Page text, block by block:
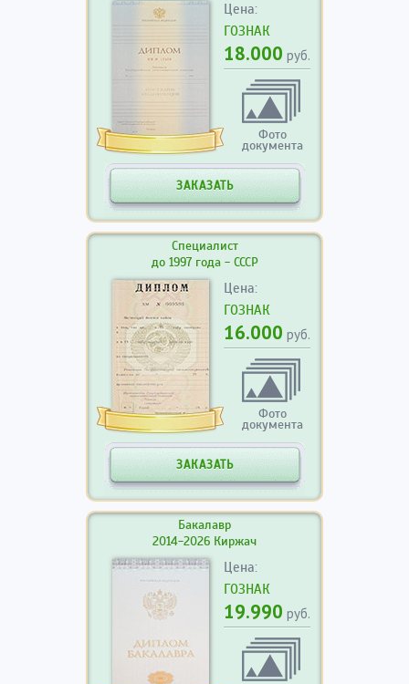
Цена:
ГОЗНАК
18.000 руб.
Фото
документа
ЗАКАЗАТЬ
Специалист
до 1997 года - СССР
Цена:
ГОЗНАК
16.000 руб.
Фото
документа
ЗАКАЗАТЬ
Бакалавр
2014-2026 Киржач
Цена:
ГОЗНАК
19.990 руб.